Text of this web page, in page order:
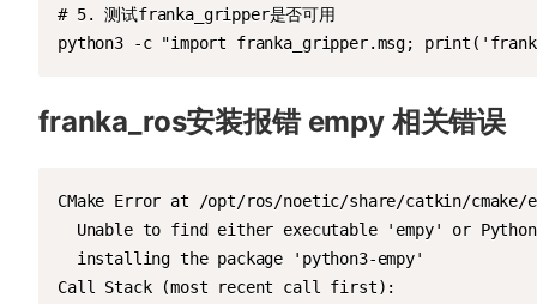
# 5. 测试franka_gripper是否可用
python3 -c "import franka_gripper.msg;
franka_ros安装报错 empy 相关错误
CMake Error at /opt/ros/noetic/share/catkin/cmake/
Unable to find either executable 'empy' or
  installing the package 'python3-empy'
Call Stack (most recent call first):